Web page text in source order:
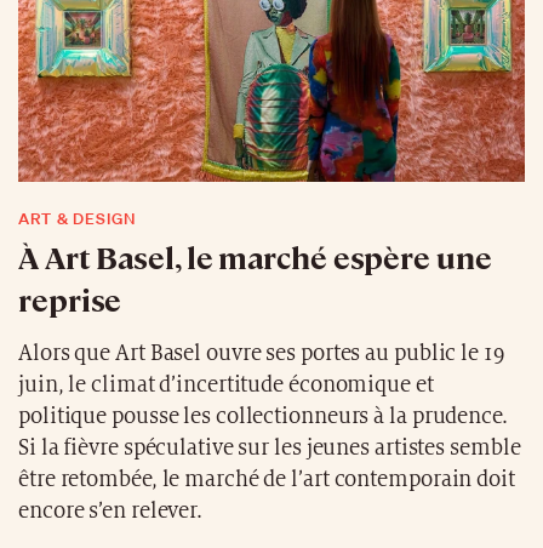
ART & DESIGN
À Art Basel, le marché espère une
reprise
Alors que Art Basel ouvre ses portes au public le 19
juin, le climat d’incertitude économique et
politique pousse les collectionneurs à la prudence.
Si la fièvre spéculative sur les jeunes artistes semble
être retombée, le marché de l’art contemporain doit
encore s’en relever.